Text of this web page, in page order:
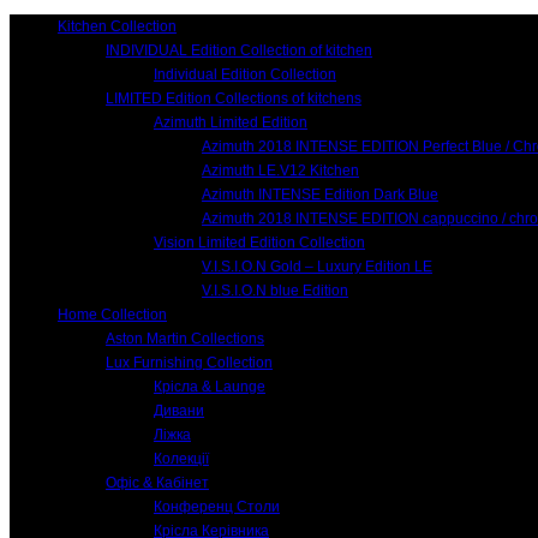
Kitchen Collection
INDIVIDUAL Edition Collection of kitchen
Individual Edition Collection
LIMITED Edition Collections of kitchens
Azimuth Limited Edition
Azimuth 2018 INTENSE EDITION Perfect Blue /
Azimuth LE.V12 Kitchen
Azimuth INTENSE Edition Dark Blue
Azimuth 2018 INTENSE EDITION cappuccino /
Vision Limited Edition Collection
V.I.S.I.O.N Gold – Luxury Edition LE
V.I.S.I.O.N blue Edition
Home Collection
Aston Martin Collections
Lux Furnishing Collection
Крісла & Launge
Дивани
Ліжка
Колекції
Офіс & Кабінет
Конференц Столи
Крісла Керівника